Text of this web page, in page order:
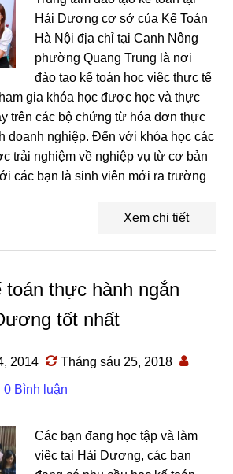
Hải Dương cơ sở của Kế Toán
Hà Nội địa chỉ tại Canh Nông
phường Quang Trung là nơi
đào tạo kế toán học việc thực tế
gia khóa học được học và thực
trên các bộ chứng từ hóa đơn thực
doanh nghiệp. Đến với khóa học các
trải nghiệm về nghiệp vụ từ cơ bản
các bạn là sinh viên mới ra trường
Xem chi tiết
toán thực hành ngắn
tốt nhất
2014 Tháng sáu 25, 2018
0 Bình luận
Các bạn đang học tập và làm
việc tại Hải Dương, các bạn